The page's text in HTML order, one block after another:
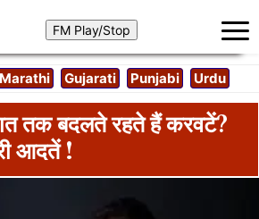
Marathi Gujarati Punjabi Urdu
तक बदलते रहते हैं करवटें?
आदतें !